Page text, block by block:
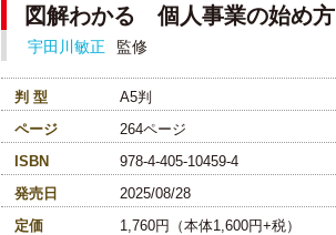
図解わかる 個人事業の始め方
宇田川敏正 監修
判 型
A5判
ページ
264ページ
ISBN
978-4-405-10459-4
発売日
2025/08/28
定価
1,760円（本体1,600円+税）